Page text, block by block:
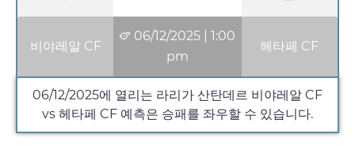
비야레알 CF
06/12/2025 |1:00
pm
헤타페 CF
06/12/2025에 열리는 라리가 산탄데르 비야레알 CF
vs 헤타페 CF 예측은 승패를 좌우할 수 있습니다.